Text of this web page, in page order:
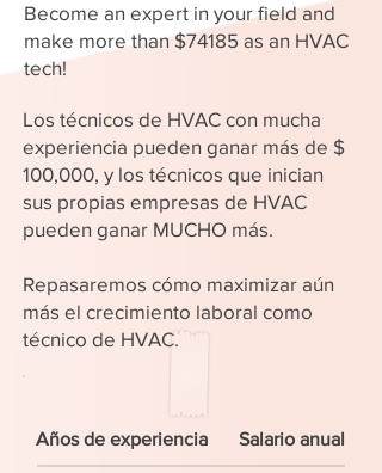
Become an expert in your field and
make more than $74185 as an HVAC
tech!
Los técnicos de HVAC con mucha
experiencia pueden ganar más de $
100,000, y los técnicos que inician
sus propias empresas de HVAC
pueden ganar MUCHO más.
Repasaremos cómo maximizar aún
más el crecimiento laboral como
técnico de HVAC.
Años de experiencia Salario anual